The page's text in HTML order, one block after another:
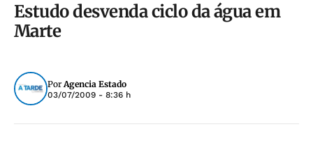
Estudo desvenda ciclo da água em
Marte
PorAgencia Estado
03/07/2009 - 8:36 h